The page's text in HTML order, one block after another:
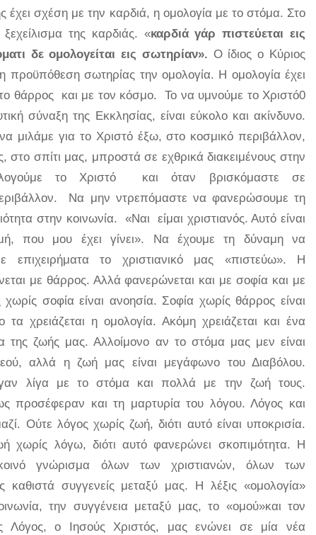
έχει σχέση με την καρδιά, η ομολογία με το στόμα. Στο
της καρδιάς. «καρδιά γάρ πιστεύεται εις
δε ομολογείται εις σωτηρίαν». Ο ίδιος ο Κύριος
προϋπόθεση σωτηρίας την ομολογία. Η ομολογία έχει
θάρρος και με τον κόσμο. Το να υμνούμε το Χριστό0
σύναξη της Εκκλησίας, είναι εύκολο και ακίνδυνο.
μιλάμε για το Χριστό έξω, στο κοσμικό περιβάλλον,
σπίτι μας, μπροστά σε εχθρικά διακειμένους στην
το Χριστό και όταν βρισκόμαστε σε
περιβάλλον. Να μην ντρεπόμαστε να φανερώσουμε τη
στην κοινωνία. «Ναι είμαι χριστιανός. Αυτό είναι
που μου έχει γίνει». Να έχουμε τη δύναμη να
επιχειρήματα το χριστιανικό μας «πιστεύω». Η
με θάρρος. Αλλά φανερώνεται και με σοφία και με
σοφία είναι ανοησία. Σοφία χωρίς θάρρος είναι
τα χρειάζεται η ομολογία. Ακόμη χρειάζεται και ένα
της ζωής μας. Αλλοίμονο αν το στόμα μας μεν είναι
αλλά η ζωή μας είναι μεγάφωνο του Διαβόλου.
λίγα με το στόμα και πολλά με την ζωή τους.
προσέφεραν και τη μαρτυρία του λόγου. Λόγος και
Ούτε λόγος χωρίς ζωή, διότι αυτό είναι υποκρισία.
χωρίς λόγω, διότι αυτό φανερώνει σκοπιμότητα. Η
κοινό γνώρισμα όλων των χριστιανών, όλων των
συγγενείς μεταξύ μας. Η λέξις «ομολογία»
την συγγένεια μεταξύ μας, το «ομού»και τον
Λόγος, ο Ιησούς Χριστός, μας ενώνει σε μία νέα